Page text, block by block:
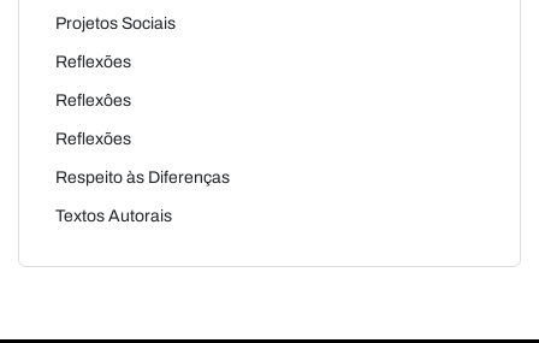
Projetos Sociais
Reflexões
Reflexôes
Reflexões
Respeito às Diferenças
Textos Autorais